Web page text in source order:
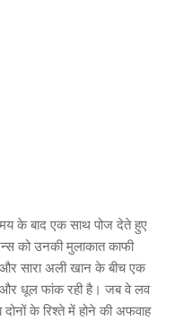
के बाद एक साथ पोज देते हुए
को उनकी मुलाकात काफी
सारा अली खान के बीच एक
और धूल फांक रही है। जब वे लव
के रिश्ते में होने की अफवाह